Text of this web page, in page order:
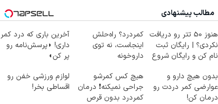
مطالب پیشنهادی
هنوز 50 تتر رو دریافت
نکردی؟ | رایگان ثبت
نام کن و رایگان شروع
کمردرد؟ راه‌حلش
اینجاست، نه توی
داروخونه
آخرین باری که درد کمر
داری! ◗پرسش‌نامه رو
پر کن◖
بدون هیچ دارو و
عوارضی کمر دردت رو
درمان کن!
هیچ کس کمرشو
جراحی نمیکنه❗ درمان
کمردرد بدون قرص
لوازم ورزشی خفن رو
اقساطی بخر!